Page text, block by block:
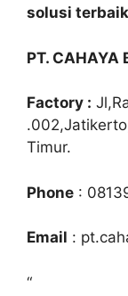
solusi
PT. CAHAYA
Factory :
Timur.
Phone :
Email :
“